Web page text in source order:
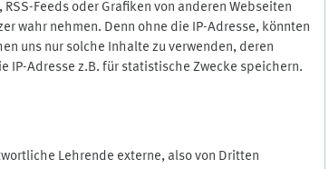
Feeds oder Grafiken von anderen Webseiten
wahr nehmen. Denn ohne die IP-Adresse, könnten
uns nur solche Inhalte zu verwenden, deren
Adresse z.B. für statistische Zwecke speichern.
Lehrende externe, also von Dritten